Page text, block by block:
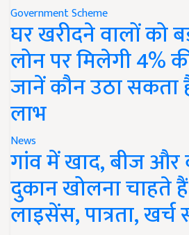
Government Scheme
घर खरीदने वालों को
लोन पर मिलेगी 4%
जानें कौन उठा सकता
लाभ
News
गांव में खाद, बीज
दुकान खोलना चाहते
लाइसेंस, पात्रता,